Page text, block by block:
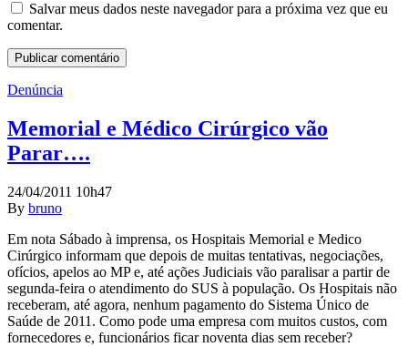
Salvar meus dados neste navegador para a próxima vez que eu
comentar.
Denúncia
Memorial e Médico Cirúrgico vão
Parar….
24/04/2011 10h47
By bruno
Em nota Sábado à imprensa, os Hospitais Memorial e Medico
Cirúrgico informam que depois de muitas tentativas, negociações,
ofícios, apelos ao MP e, até ações Judiciais vão paralisar a partir de
segunda-feira o atendimento do SUS à população. Os Hospitais não
receberam, até agora, nenhum pagamento do Sistema Único de
Saúde de 2011. Como pode uma empresa com muitos custos, com
fornecedores e, funcionários ficar noventa dias sem receber?